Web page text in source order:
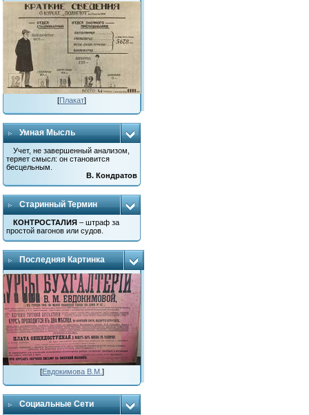
[Плакат]
Умная Мысль
Учет, не завершенный анализом,
теряет смысл: он становится
бесцельным.
В. Кондратов
Старинный Термин
КОНТРОСТАЛИЯ – штраф за
простой вагонов или судов.
Последняя Картинка
[Евдокимова В.М. ]
Социальные Сети